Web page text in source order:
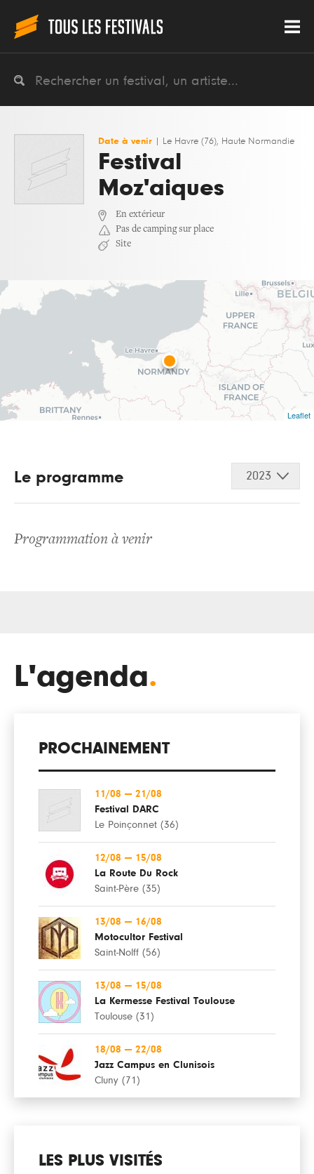
Date à venir Le Havre (76), Haute Normandie
Festival
Moz'aiques
En extérieur
Pas de camping sur place
Site
Leaflet
Le programme 2023
Programmation à venir
L'agenda.
PROCHAINEMENT
11/08 — 21/08
Festival DARC
Le Poinçonnet (36)
12/08 — 15/08
La Route Du Rock
Saint-Père (35)
13/08 — 16/08
Motocultor Festival
Saint-Nolff (56)
13/08 — 15/08
La Kermesse Festival Toulouse
Toulouse (31)
18/08 — 22/08
Jazz Campus en Clunisois
Cluny (71)
LES PLUS VISITÉS